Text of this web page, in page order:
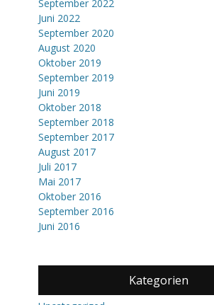
September 2022
Juni 2022
September 2020
August 2020
Oktober 2019
September 2019
Juni 2019
Oktober 2018
September 2018
September 2017
August 2017
Juli 2017
Mai 2017
Oktober 2016
September 2016
Juni 2016
Kategorien